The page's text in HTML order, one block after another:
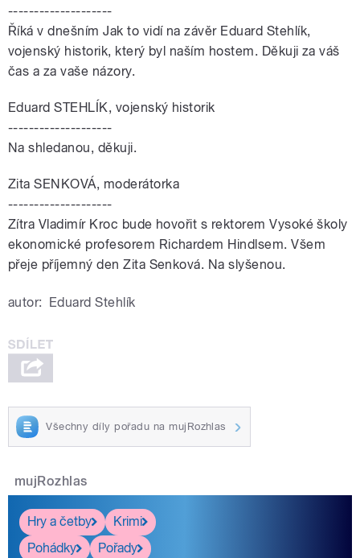
--------------------
Říká v dnešním Jak to vidí na závěr Eduard Stehlík,
vojenský historik, který byl naším hostem. Děkuji za váš
čas a za vaše názory.
Eduard STEHLÍK, vojenský historik
--------------------
Na shledanou, děkuji.
Zita SENKOVÁ, moderátorka
--------------------
Zítra Vladimír Kroc bude hovořit s rektorem Vysoké školy
ekonomické profesorem Richardem Hindlsem. Všem
přeje příjemný den Zita Senková. Na slyšenou.
autor: Eduard Stehlík
Všechny díly pořadu na mujRozhlas
mujRozhlas
Hry a četby
Krimi
Pohádky
Pořady